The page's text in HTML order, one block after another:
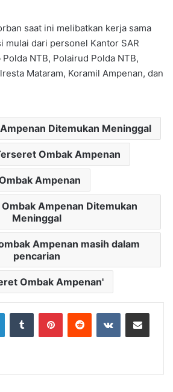
saat ini melibatkan kerja sama
mulai dari personel Kantor SAR
NTB, Polairud Polda NTB,
Mataram, Koramil Ampenan, dan
Ditemukan Meninggal
Ombak Ampenan
Ampenan
Ampenan Ditemukan
Meninggal
Ampenan masih dalam
pencarian
Ombak Ampenan'
LinkedInTumblr PinterestReddit VKontakteBagikan Lewat Email